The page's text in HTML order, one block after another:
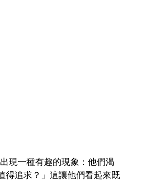
現一種有趣的現象：他們渴
得追求？」這讓他們看起來既